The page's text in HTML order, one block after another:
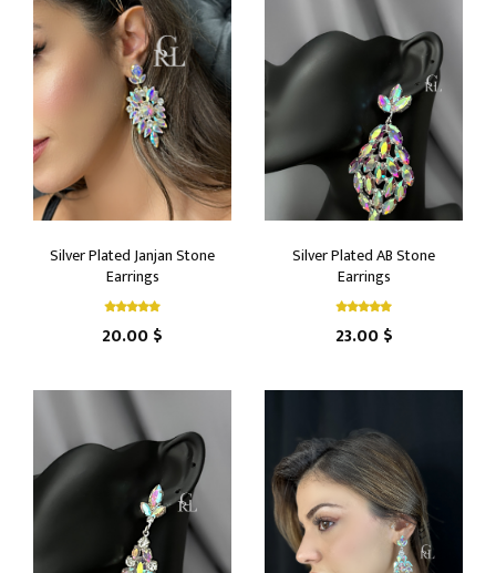
Silver Plated Janjan Stone
Earrings
20.00 $
Silver Plated AB Stone
Earrings
23.00 $